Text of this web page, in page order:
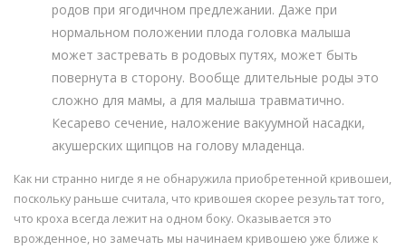
родов при ягодичном предлежании. Даже при
нормальном положении плода головка малыша
может застревать в родовых путях, может быть
повернута в сторону. Вообще длительные роды это
сложно для мамы, а для малыша травматично.
Кесарево сечение, наложение вакуумной насадки,
акушерских щипцов на голову младенца.
Как ни странно нигде я не обнаружила приобретенной кривошеи,
поскольку раньше считала, что кривошея скорее результат того,
что кроха всегда лежит на одном боку. Оказывается это
врожденное, но замечать мы начинаем кривошею уже ближе к